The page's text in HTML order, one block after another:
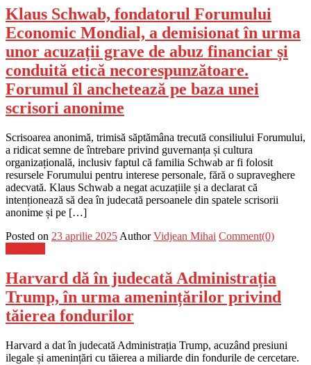
Klaus Schwab, fondatorul Forumului
Economic Mondial, a demisionat în urma
unor acuzații grave de abuz financiar și
conduită etică necorespunzătoare.
Forumul îl anchetează pe baza unei
scrisori anonime
Scrisoarea anonimă, trimisă săptămâna trecută consiliului Forumului,
a ridicat semne de întrebare privind guvernanța și cultura
organizațională, inclusiv faptul că familia Schwab ar fi folosit
resursele Forumului pentru interese personale, fără o supraveghere
adecvată. Klaus Schwab a negat acuzațiile și a declarat că
intenționează să dea în judecată persoanele din spatele scrisorii
anonime și pe […]
Posted on 23 aprilie 2025 Author Vidjean Mihai Comment(0)
Harvard dă în judecată Administrația
Trump, în urma amenințărilor privind
tăierea fondurilor
Harvard a dat în judecată Administrația Trump, acuzând presiuni
ilegale și amenințări cu tăierea a miliarde din fondurile de cercetare.